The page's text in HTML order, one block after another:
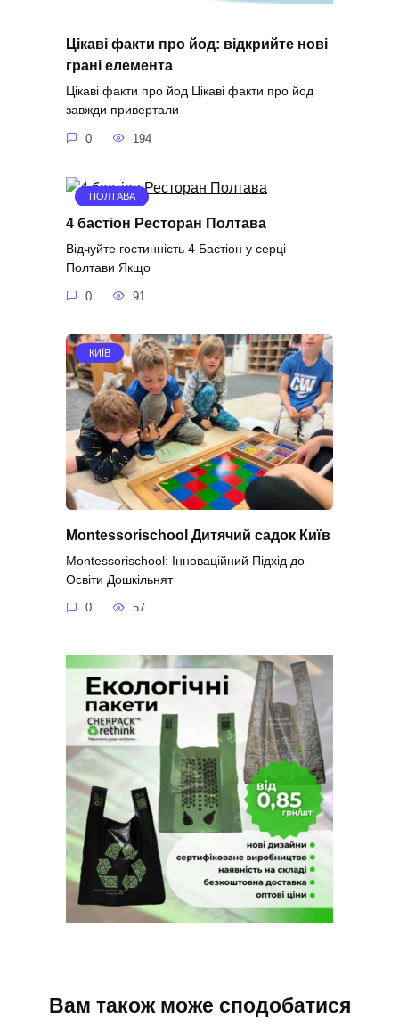
Цікаві факти про йод: відкрийте нові
грані елемента
Цікаві факти про йод Цікаві факти про йод
завжди привертали
0 194
ПОЛТАВА
4 бастіон Ресторан Полтава
Відчуйте гостинність 4 Бастіон у серці
Полтави Якщо
0 91
КИЇВ
Montessorischool Дитячий садок Київ
Montessorischool: Інноваційний Підхід до
Освіти Дошкільнят
0 57
Вам також може сподобатися